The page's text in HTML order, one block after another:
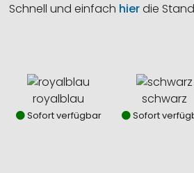
Schnell und einfach hierdie
royalblau
Sofort verfügbar
schwarz
Sofort